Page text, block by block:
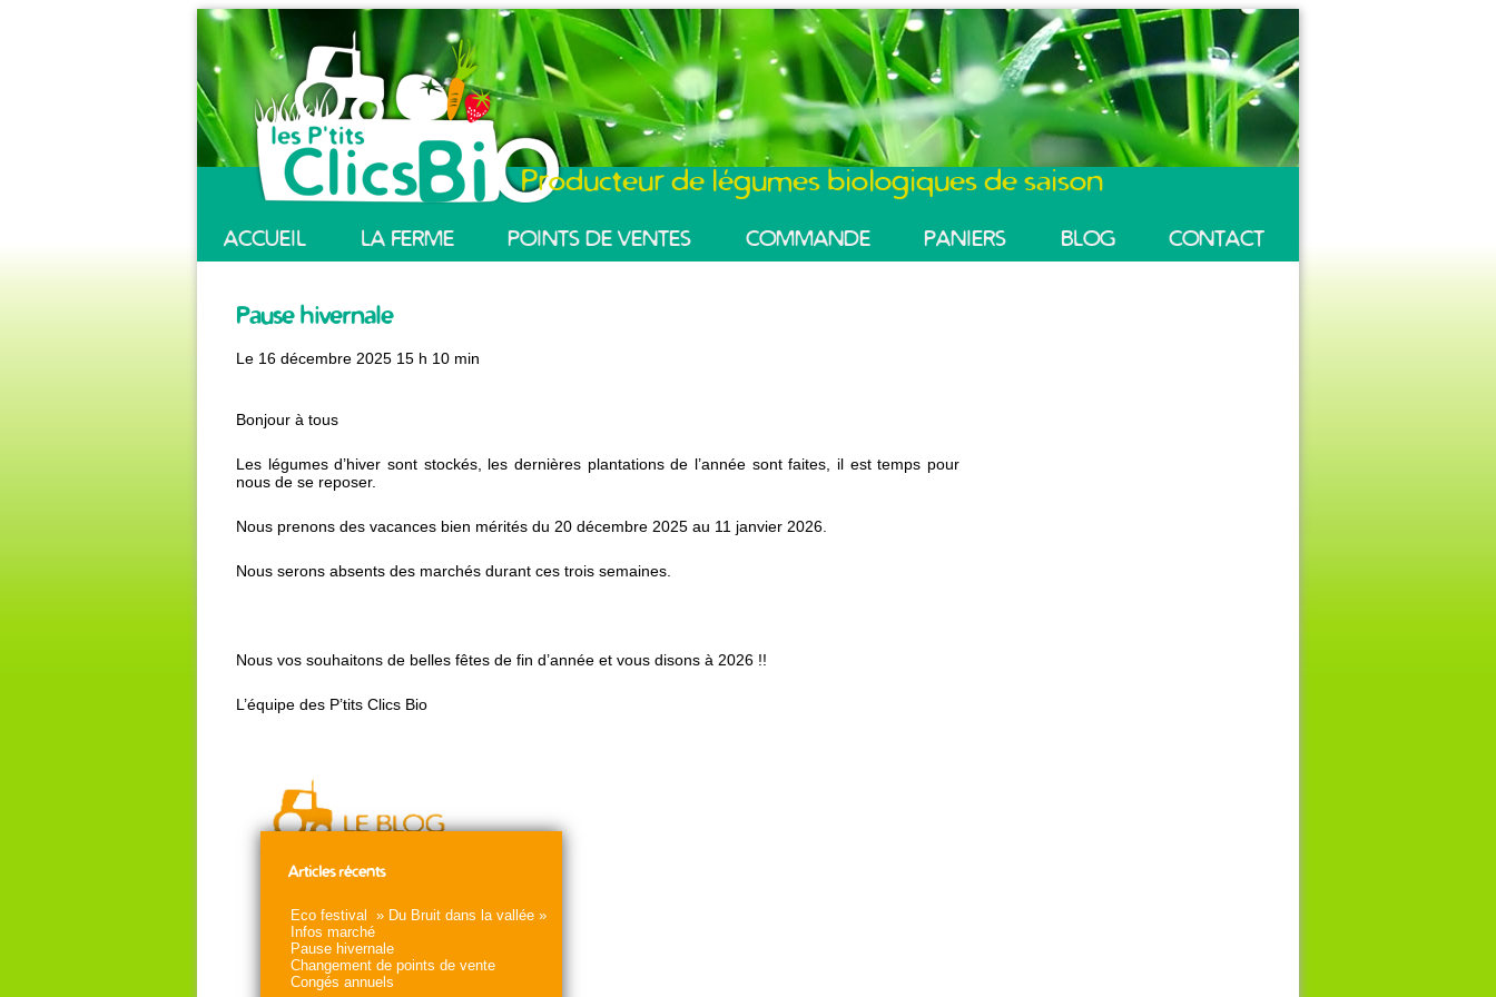
Producteur de légumes biologiques de saison
ACCUEIL LA FERME POINTS DE VENTES COMMANDE PANIERS BLOG CONTACT
Pause hivernale
Le 16 décembre 2025 15 h 10 min
Bonjour à tous
Les légumes d’hiver sont stockés, les dernières plantations de l’année sont faites, il est temps pour
nous de se reposer.
Nous prenons des vacances bien mérités du 20 décembre 2025 au 11 janvier 2026.
Nous serons absents des marchés durant ces trois semaines.
Nous vos souhaitons de belles fêtes de fin d’année et vous disons à 2026 !!
L’équipe des P’tits Clics Bio
Articles récents
Eco festival » Du Bruit dans la vallée »
Infos marché
Pause hivernale
Changement de points de vente
Congés annuels